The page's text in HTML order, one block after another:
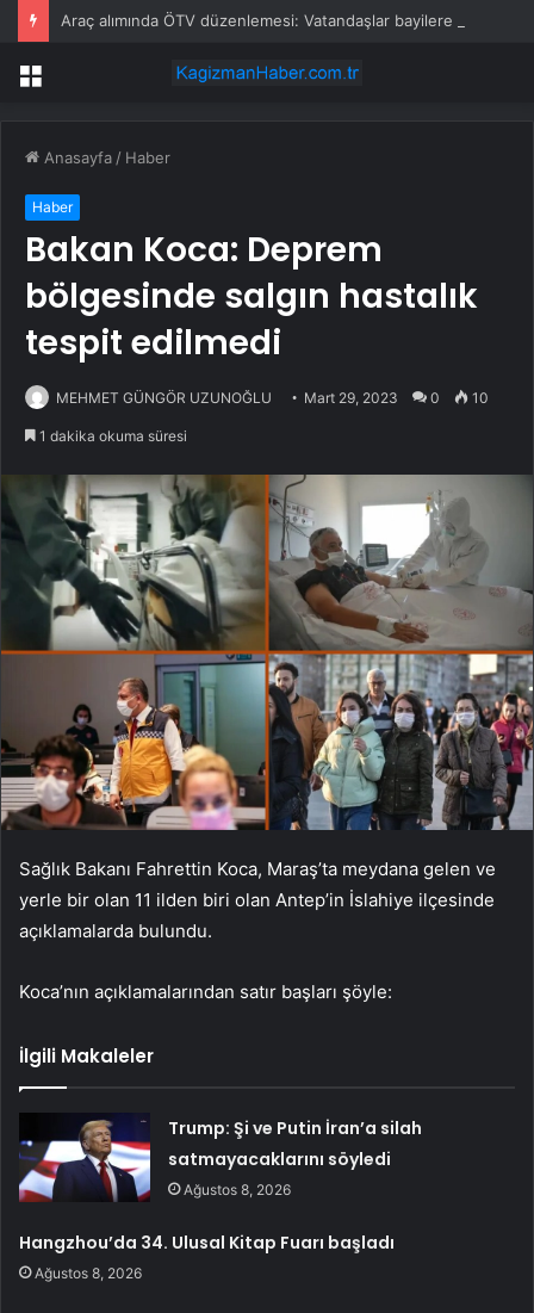
Menü
Anasayfa / Haber
Haber
Bakan Koca: Deprem
bölgesinde salgın hastalık
tespit edilmedi
MEHMET GÜNGÖR UZUNOĞLU Mart 29, 2023 0 10
1 dakika okuma süresi
Sağlık Bakanı Fahrettin Koca, Maraş’ta meydana gelen ve
yerle bir olan 11 ilden biri olan Antep’in İslahiye ilçesinde
açıklamalarda bulundu.
Koca’nın açıklamalarından satır başları şöyle:
İlgili Makaleler
Trump: Şi ve Putin İran’a silah
satmayacaklarını söyledi
Ağustos 8, 2026
Hangzhou’da 34. Ulusal Kitap Fuarı başladı
Ağustos 8, 2026